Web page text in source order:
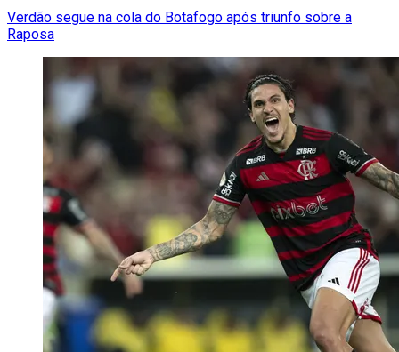
Verdão segue na cola do Botafogo após triunfo sobre a
Raposa